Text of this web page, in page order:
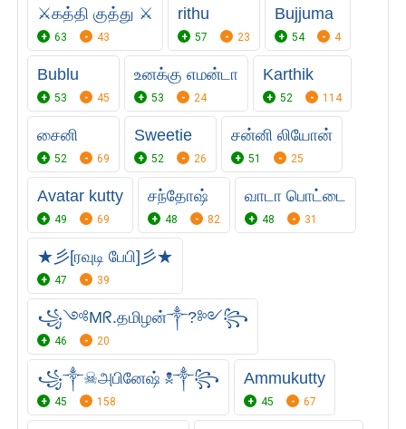
⚔️கத்தி குத்து ⚔️
63 43
rithu
57 23
Bujjuma
54 4
Bublu
53 45
உனக்கு எமன்டா
53 24
Karthik
52 114
சைனி
52 69
Sweetie
52 26
சன்னி லியோன்
51 25
Avatar kutty
49 69
சந்தோஷ்
48 82
வாடா பொட்டை
48 31
★彡[ரவுடி பேபி]彡★
47 39
꧁༺Mᖇ.தமிழன்༒?༻꧂
46 20
꧁༒☠︎அபினேஷ் ☠︎༒꧂
45 158
Ammukutty
45 67